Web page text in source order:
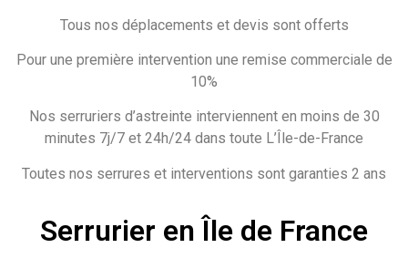
Tous nos déplacements et devis sont offerts
Pour une première intervention une remise commerciale de
10%
Nos serruriers d’astreinte interviennent en moins de 30
minutes 7j/7 et 24h/24 dans toute L’Île-de-France
Toutes nos serrures et interventions sont garanties 2 ans
Serrurier en Île de France